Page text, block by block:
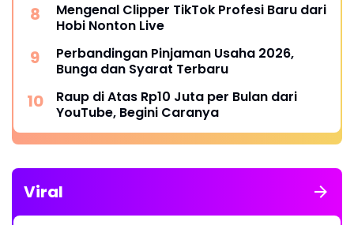
Mengenal Clipper TikTok Profesi Baru dari
Hobi Nonton Live
Perbandingan Pinjaman Usaha 2026,
Bunga dan Syarat Terbaru
Raup di Atas Rp10 Juta per Bulan dari
YouTube, Begini Caranya
Viral